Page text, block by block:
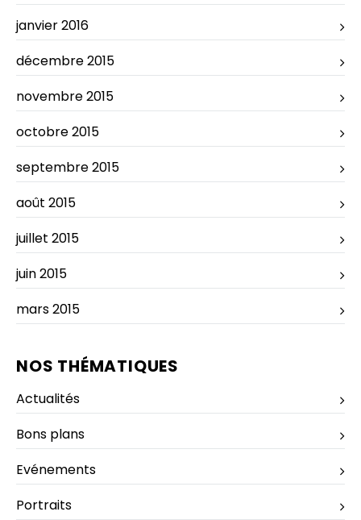
janvier 2016
décembre 2015
novembre 2015
octobre 2015
septembre 2015
août 2015
juillet 2015
juin 2015
mars 2015
NOS THÉMATIQUES
Actualités
Bons plans
Evénements
Portraits